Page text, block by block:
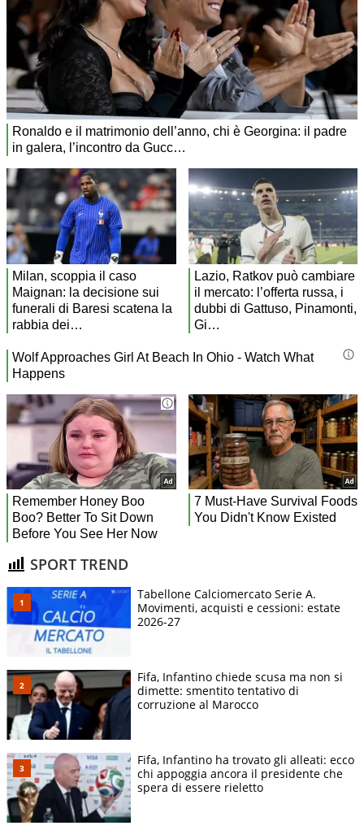
SPORT TREND
Tabellone Calciomercato Serie A.
Movimenti, acquisti e cessioni: estate
2026-27
Fifa, Infantino chiede scusa ma non si
dimette: smentito tentativo di
corruzione al Marocco
Fifa, Infantino ha trovato gli alleati: ecco
chi appoggia ancora il presidente che
spera di essere rieletto